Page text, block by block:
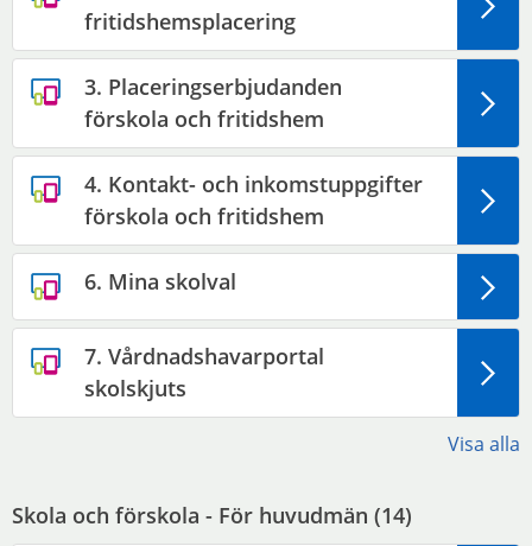
fritidshemsplacering
3. Placeringserbjudanden
förskola och fritidshem
4. Kontakt- och inkomstuppgifter
förskola och fritidshem
6. Mina skolval
7. Vårdnadshavarportal
skolskjuts
Visa alla
Skola och förskola - För huvudmän (14)